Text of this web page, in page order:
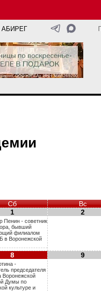
Сб
Вс
1
Пенин - советник
бывший
филиалом
в Воронежской
2
8
-
председателя
Воронежской
Думы по
культуре и
9